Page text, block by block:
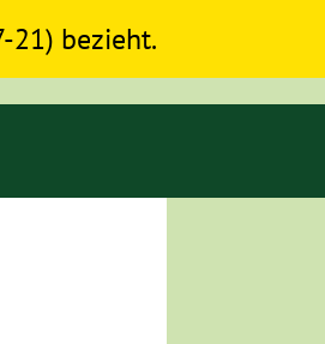
21) bezieht.